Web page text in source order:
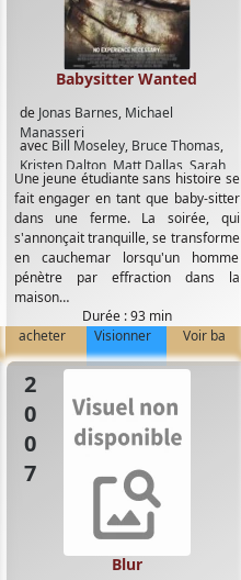
de Jonas Barnes, Michael
Manasseri
avec Bill Moseley, Bruce Thomas,
Kristen Dalton, Matt Dallas Sarah
Thompson
Babysitter Wanted
Une jeune étudiante sans histoire se
fait engager en tant que baby-sitter
dans une ferme. La soirée, qui
s'annonçait tranquille, se transforme
en cauchemar lorsqu'un homme
pénètre par effraction dans la
maison…
Durée : 93 min
acheter
Visionner Voir ba
2007
Blur